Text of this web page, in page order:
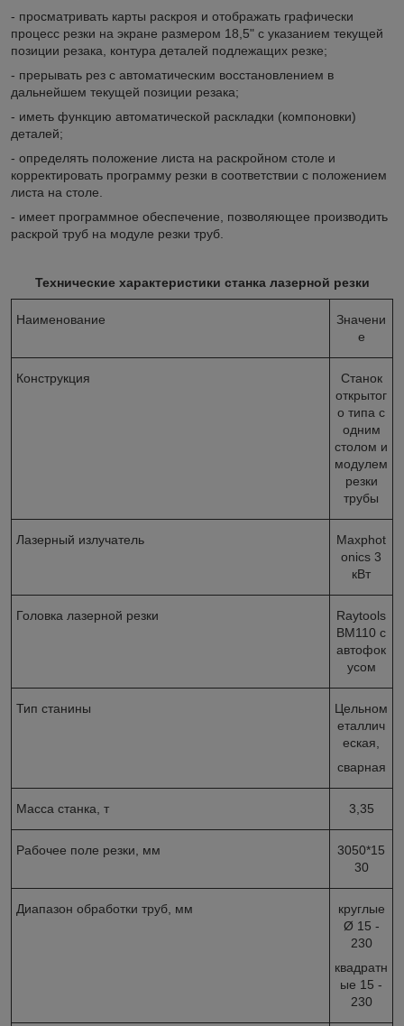
- просматривать карты раскроя и отображать графически
процесс резки на экране размером 18,5" с указанием текущей
позиции резака, контура деталей подлежащих резке;
- прерывать рез с автоматическим восстановлением в
дальнейшем текущей позиции резака;
- иметь функцию автоматической раскладки (компоновки)
деталей;
- определять положение листа на раскройном столе и
корректировать программу резки в соответствии с положением
листа на столе.
- имеет программное обеспечение, позволяющее производить
раскрой труб на модуле резки труб.
Технические характеристики станка лазерной резки
Наименование
Значени
е
Конструкция
Станок
открытог
о типа с
одним
столом и
модулем
резки
трубы
Лазерный излучатель
Maxphot
onics 3
кВт
Головка лазерной резки
Raytools
BM110 с
автофок
усом
Тип станины
Цельном
еталлич
еская,
сварная
Масса станка, т 3,35
Рабочее поле резки, мм
3050*15
30
Диапазон обработки труб, мм
круглые
Ø 15 -
230
квадратн
ые 15 -
230